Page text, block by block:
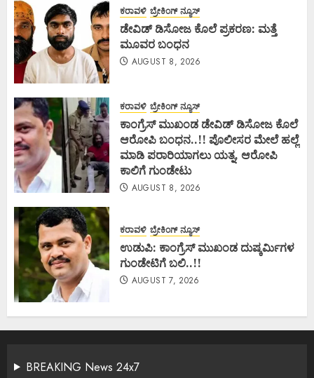
ಕರಾವಳಿ ಬ್ರೇಕಿಂಗ್ ನ್ಯೂಸ್
ಡೇವಿಡ್ ಡಿಸೋಜ ಕೊಲೆ ಪ್ರಕರಣ: ಮತ್ತೆ
ಮೂವರ ಬಂಧನ
AUGUST 8, 2026
ಕರಾವಳಿ ಬ್ರೇಕಿಂಗ್ ನ್ಯೂಸ್
ಕಾಂಗ್ರೆಸ್ ಮುಖಂಡ ಡೇವಿಡ್ ಡಿಸೋಜ ಕೊಲೆ
ಆರೋಪಿ ಬಂಧನ..!! ಪೊಲೀಸರ ಮೇಲೆ ಹಲ್ಲೆ
ಮಾಡಿ ಪರಾರಿಯಾಗಲು ಯತ್ನ, ಆರೋಪಿ
ಕಾಲಿಗೆ ಗುಂಡೇಟು
AUGUST 8, 2026
ಕರಾವಳಿ ಬ್ರೇಕಿಂಗ್ ನ್ಯೂಸ್
ಉಡುಪಿ: ಕಾಂಗ್ರೆಸ್ ಮುಖಂಡ ದುಷ್ಕರ್ಮಿಗಳ
ಗುಂಡೇಟಿಗೆ ಬಲಿ..!!
AUGUST 7, 2026
BREAKING News 24x7